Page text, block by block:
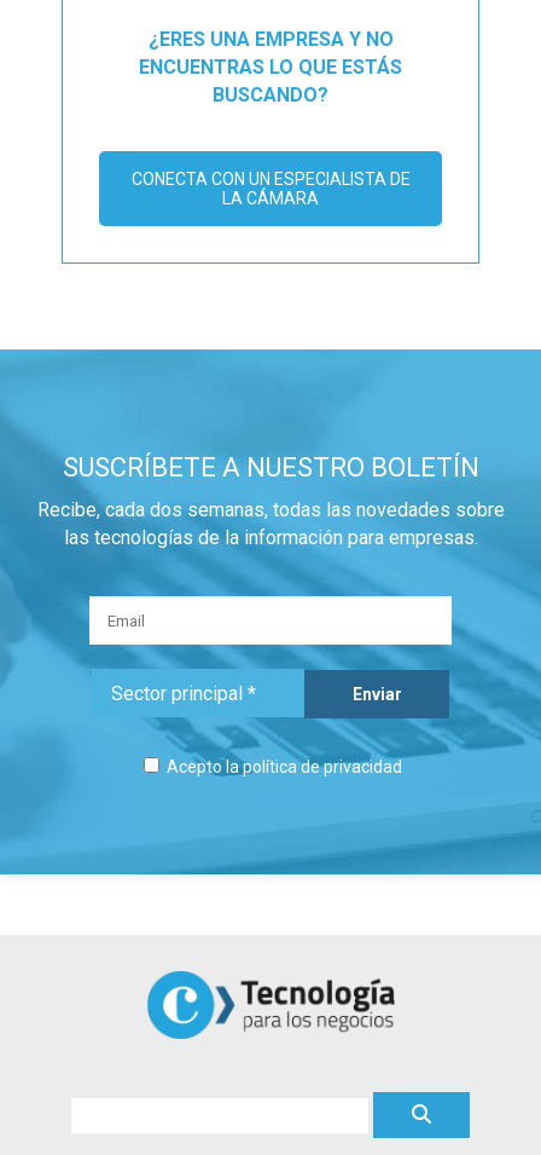
¿ERES UNA EMPRESA Y NO
ENCUENTRAS LO QUE ESTÁS
BUSCANDO?
CONECTA CON UN ESPECIALISTA DE
LA CÁMARA
SUSCRÍBETE A NUESTRO BOLETÍN
Recibe, cada dos semanas, todas las novedades sobre
las tecnologías de la información para empresas.
Acepto lapolítica de privacidad